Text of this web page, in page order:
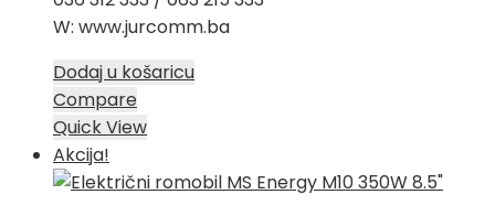
W: www.jurcomm.ba
Dodaj u košaricu
Compare
Quick View
Akcija!